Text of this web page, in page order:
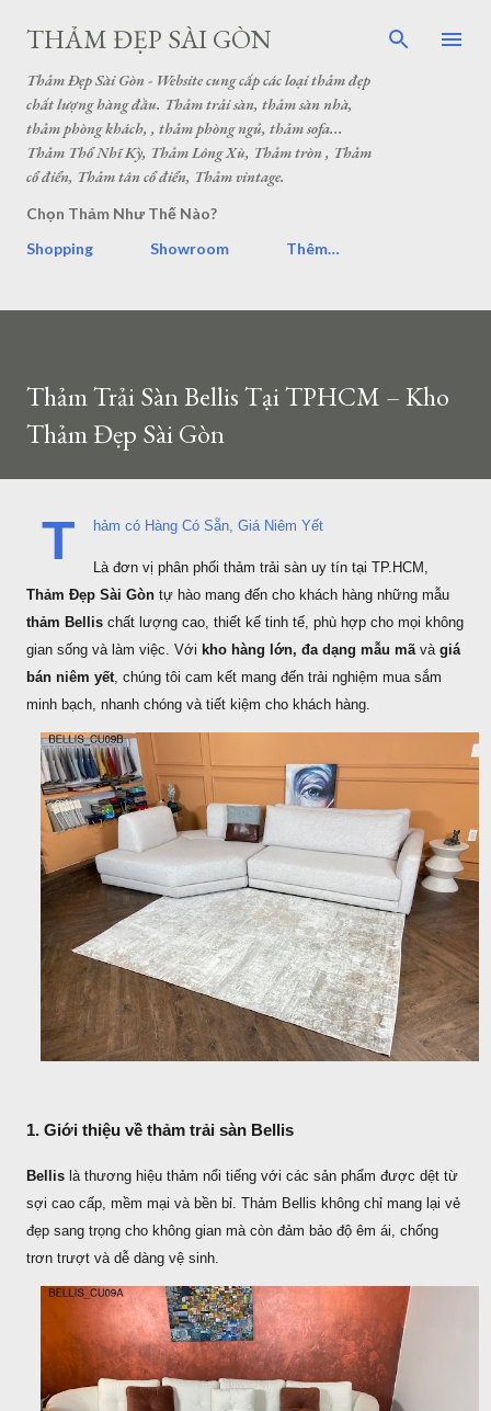
THẢM ĐẸP SÀI GÒN
Thảm Đẹp Sài Gòn - Website cung cấp các loại thảm đẹp
chất lượng hàng đầu. Thảm trải sàn, thảm sàn nhà,
thảm phòng khách, , thảm phòng ngủ, thảm sofa...
Thảm Thổ Nhĩ Kỳ, Thảm Lông Xù, Thảm tròn , Thảm
cổ điển, Thảm tân cổ điển, Thảm vintage.
Chọn Thảm Như Thế Nào?
Shopping
Showroom Thêm…
Thảm Trải Sàn Bellis Tại TPHCM – Kho
Thảm Đẹp Sài Gòn
T hảm có Hàng Có Sẵn, Giá Niêm Yết
Là đơn vị phân phối thảm trải sàn uy tín tại TP.HCM,
Thảm Đẹp Sài Gòn tự hào mang đến cho khách hàng những mẫu
thảm Bellis chất lượng cao, thiết kế tinh tế, phù hợp cho mọi không
gian sống và làm việc. Với kho hàng lớn, đa dạng mẫu mã và giá
bán niêm yết , chúng tôi cam kết mang đến trải nghiệm mua sắm
minh bạch, nhanh chóng và tiết kiệm cho khách hàng.
1. Giới thiệu về thảm trải sàn Bellis
Bellis là thương hiệu thảm nổi tiếng với các sản phẩm được dệt từ
sợi cao cấp, mềm mại và bền bỉ. Thảm Bellis không chỉ mang lại vẻ
đẹp sang trọng cho không gian mà còn đảm bảo độ êm ái, chống
trơn trượt và dễ dàng vệ sinh.